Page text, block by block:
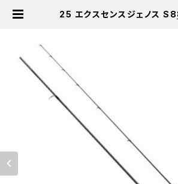
25 エクスセンスジェノス